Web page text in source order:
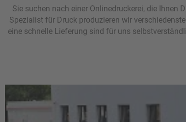
Faltdisplays
Schaumstoff Sitzwürfel
Figurenaufsteller
Sie suchen nach einer Onlinedruckerei, die Ihnen
Spezialist für Druck produzieren wir
eine schnelle Lieferung sind für uns